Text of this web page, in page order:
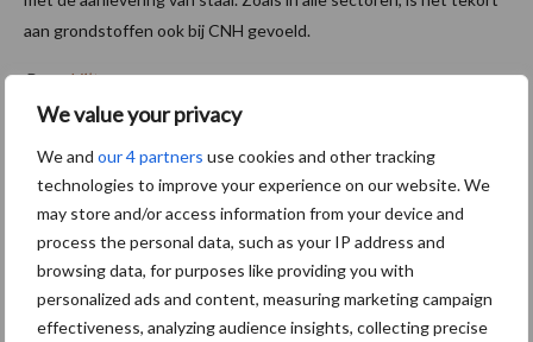
We value your privacy
We and our 4 partners use cookies and other tracking
technologies to improve your experience on our website. We
may store and/or access information from your device and
process the personal data, such as your IP address and
browsing data, for purposes like providing you with
personalized ads and content, measuring marketing campaign
effectiveness, analyzing audience insights, collecting precise
aan grondstoffen ook bij CNH gevoeld.
Bron:Vilt
Meer artikelen over machines
ROPA deelt instructievideo
over Keiler 2 RK22